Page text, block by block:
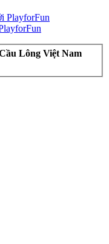
PlayforFun
Lông Việt Nam